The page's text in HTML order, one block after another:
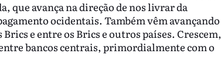
que avança na direção de nos livrar da
ocidentais. Também vêm avançando
e entre os Brics e outros países. Crescem,
bancos centrais, primordialmente com o